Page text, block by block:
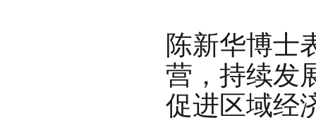
陈新华博士
营，持续发
促进区域经